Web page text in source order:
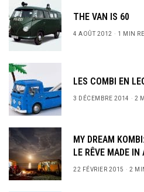
THE VAN IS 60
4 AOÛT 2012 1 MIN
LES COMBI EN
3 DÉCEMBRE 2014 2
MY DREAM KOMBI:
LE RÊVE MADE
22 FÉVRIER 2015 2